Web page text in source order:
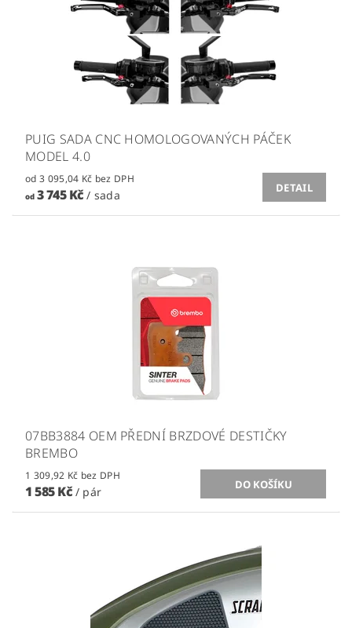
PUIG SADA CNC HOMOLOGOVANÝCH PÁČEK
MODEL 4.0
od 3 095,04 Kč bez DPH
od3 745 Kč/ sada
DETAIL
07BB3884 OEM PŘEDNÍ BRZDOVÉ DESTIČKY
BREMBO
1 309,92 Kč bez DPH
1 585 Kč / pár